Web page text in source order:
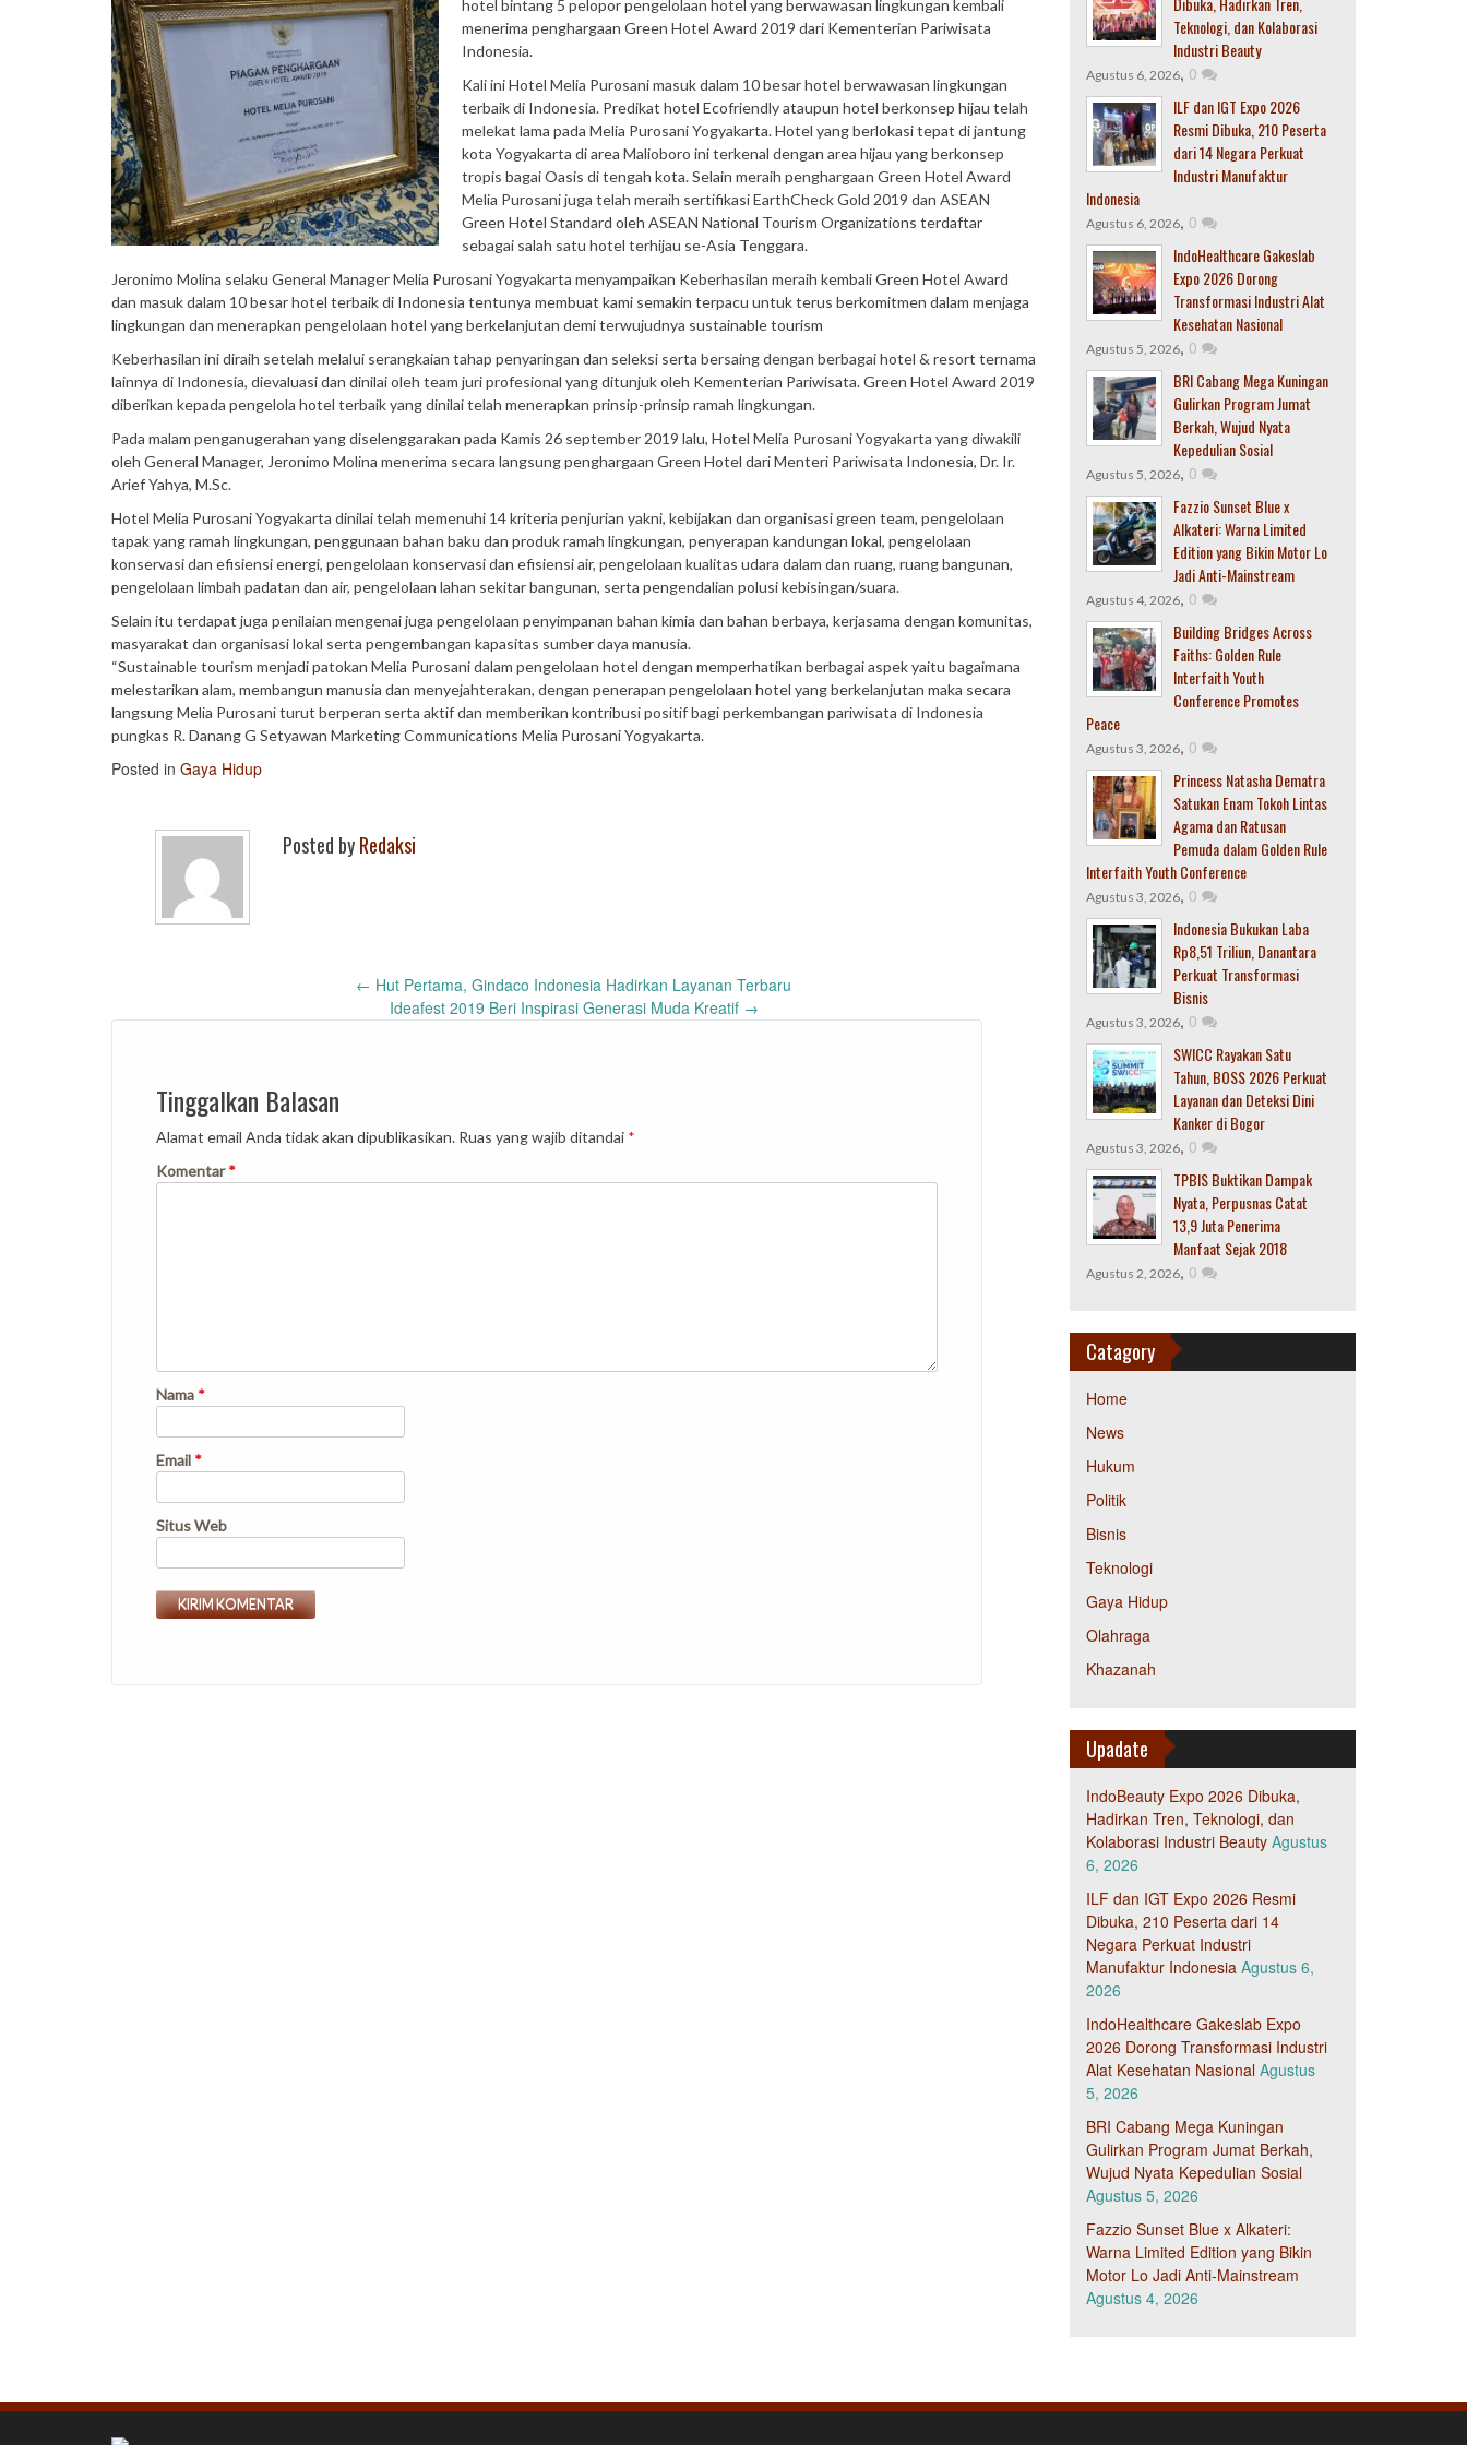
hotel bintang 5 pelopor pengelolaan hotel yang berwawasan lingkungan kembali
menerima penghargaan Green Hotel Award 2019 dari Kementerian Pariwisata
Indonesia.
Kali ini Hotel Melia Purosani masuk dalam 10 besar hotel berwawasan lingkungan
terbaik di Indonesia. Predikat hotel Ecofriendly ataupun hotel berkonsep hijau telah
melekat lama pada Melia Purosani Yogyakarta. Hotel yang berlokasi tepat di jantung
kota Yogyakarta di area Malioboro ini terkenal dengan area hijau yang berkonsep
tropis bagai Oasis di tengah kota. Selain meraih penghargaan Green Hotel Award
Melia Purosani juga telah meraih sertifikasi EarthCheck Gold 2019 dan ASEAN
Green Hotel Standard oleh ASEAN National Tourism Organizations terdaftar
sebagai salah satu hotel terhijau se-Asia Tenggara.
Jeronimo Molina selaku General Manager Melia Purosani Yogyakarta menyampaikan Keberhasilan meraih kembali Green Hotel Award
dan masuk dalam 10 besar hotel terbaik di Indonesia tentunya membuat kami semakin terpacu untuk terus berkomitmen dalam menjaga
lingkungan dan menerapkan pengelolaan hotel yang berkelanjutan demi terwujudnya sustainable tourism
Keberhasilan ini diraih setelah melalui serangkaian tahap penyaringan dan seleksi serta bersaing dengan berbagai hotel & resort ternama
lainnya di Indonesia, dievaluasi dan dinilai oleh team juri profesional yang ditunjuk oleh Kementerian Pariwisata. Green Hotel Award 2019
diberikan kepada pengelola hotel terbaik yang dinilai telah menerapkan prinsip-prinsip ramah lingkungan.
Pada malam penganugerahan yang diselenggarakan pada Kamis 26 september 2019 lalu, Hotel Melia Purosani Yogyakarta yang diwakili
oleh General Manager, Jeronimo Molina menerima secara langsung penghargaan Green Hotel dari Menteri Pariwisata Indonesia, Dr. Ir.
Arief Yahya, M.Sc.
Hotel Melia Purosani Yogyakarta dinilai telah memenuhi 14 kriteria penjurian yakni, kebijakan dan organisasi green team, pengelolaan
tapak yang ramah lingkungan, penggunaan bahan baku dan produk ramah lingkungan, penyerapan kandungan lokal, pengelolaan
konservasi dan efisiensi energi, pengelolaan konservasi dan efisiensi air, pengelolaan kualitas udara dalam dan ruang, ruang bangunan,
pengelolaan limbah padatan dan air, pengelolaan lahan sekitar bangunan, serta pengendalian polusi kebisingan/suara.
Selain itu terdapat juga penilaian mengenai juga pengelolaan penyimpanan bahan kimia dan bahan berbaya, kerjasama dengan komunitas,
masyarakat dan organisasi lokal serta pengembangan kapasitas sumber daya manusia.
“Sustainable tourism menjadi patokan Melia Purosani dalam pengelolaan hotel dengan memperhatikan berbagai aspek yaitu bagaimana
melestarikan alam, membangun manusia dan menyejahterakan, dengan penerapan pengelolaan hotel yang berkelanjutan maka secara
langsung Melia Purosani turut berperan serta aktif dan memberikan kontribusi positif bagi perkembangan pariwisata di Indonesia
pungkas R. Danang G Setyawan Marketing Communications Melia Purosani Yogyakarta.
Posted in Gaya Hidup
Posted byRedaksi
navigation
← Hut Pertama, Gindaco Indonesia Hadirkan Layanan Terbaru
Ideafest 2019 Beri Inspirasi Generasi Muda Kreatif →
Tinggalkan Balasan
Alamat email Anda tidak akan dipublikasikan. Ruas yang wajib ditandai *
Komentar*
Nama *
Email *
Situs Web
Teknologi, dan Kolaborasi
Industri Beauty
Agustus 6, 2026, 0
ILF dan IGT Expo 2026
Resmi Dibuka, 210 Peserta
dari 14 Negara Perkuat
Industri Manufaktur
Indonesia
Agustus 6, 2026, 0
IndoHealthcare Gakeslab
Expo 2026 Dorong
Transformasi Industri Alat
Kesehatan Nasional
Agustus 5, 2026, 0
BRI Cabang Mega Kuningan
Gulirkan Program Jumat
Berkah, Wujud Nyata
Kepedulian Sosial
Agustus 5, 2026, 0
Fazzio Sunset Blue x
Alkateri: Warna Limited
Edition yang Bikin Motor Lo
Jadi Anti-Mainstream
Agustus 4, 2026, 0
Building Bridges Across
Faiths: Golden Rule
Interfaith Youth
Conference Promotes
Peace
Agustus 3, 2026, 0
Princess Natasha Dematra
Satukan Enam Tokoh Lintas
Agama dan Ratusan
Pemuda dalam Golden Rule
Interfaith Youth Conference
Agustus 3, 2026, 0
Indonesia Bukukan Laba
Rp8,51 Triliun, Danantara
Perkuat Transformasi
Bisnis
Agustus 3, 2026, 0
SWICC Rayakan Satu
Tahun, BOSS 2026 Perkuat
Layanan dan Deteksi Dini
Kanker di Bogor
Agustus 3, 2026, 0
TPBIS Buktikan Dampak
Nyata, Perpusnas Catat
13,9 Juta Penerima
Manfaat Sejak 2018
Agustus 2, 2026, 0
Catagory
Home
News
Hukum
Politik
Bisnis
Teknologi
Gaya Hidup
Olahraga
Khazanah
Upadate
IndoBeauty Expo 2026 Dibuka,
Hadirkan Tren, Teknologi, dan
Kolaborasi Industri Beauty Agustus
6, 2026
ILF dan IGT Expo 2026 Resmi
Dibuka, 210 Peserta dari 14
Negara Perkuat Industri
Manufaktur Indonesia Agustus 6,
2026
IndoHealthcare Gakeslab Expo
2026 Dorong Transformasi Industri
Alat Kesehatan Nasional Agustus
5, 2026
BRI Cabang Mega Kuningan
Gulirkan Program Jumat Berkah,
Wujud Nyata Kepedulian Sosial
Agustus 5, 2026
Fazzio Sunset Blue x Alkateri:
Warna Limited Edition yang Bikin
Motor Lo Jadi Anti-Mainstream
Agustus 4, 2026